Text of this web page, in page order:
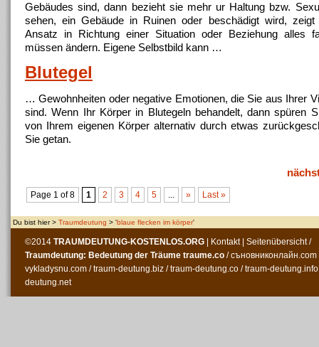
Gebäudes sind, dann bezieht sie mehr ur Haltung bzw.
sehen, ein Gebäude in Ruinen oder beschädigt wird,
Ansatz in Richtung einer Situation oder Beziehung alles
müssen ändern. Eigene Selbstbild kann …
Blutegel
… Gewohnheiten oder negative Emotionen, die Sie aus Ihrer
sind. Wenn Ihr Körperin Blutegeln behandelt, dann spüren
von Ihrem eigenen Körper alternativ durch etwas
Sie getan.
Page 1 of 8 1 2 3 4 5 ... » Last »
Du bist hier > Traumdeutung > 'blaue flecken im körper'
©2014 TRAUMDEUTUNG-KOSTENLOS.ORG Kontakt| Seitenübersicht/
Traumdeutung: Bedeutung der Träume traume.co /съновниконлайн.com
vykladysnu.com /traum-deutung.biz /traum-deutung.co /traum-deutung.info
deutung.net